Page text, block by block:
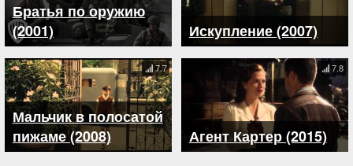
Братья по оружию
(2001)
Искупление (2007)
Мальчик в полосатой
пижаме (2008)
7.7
Агент Картер (2015)
7.8